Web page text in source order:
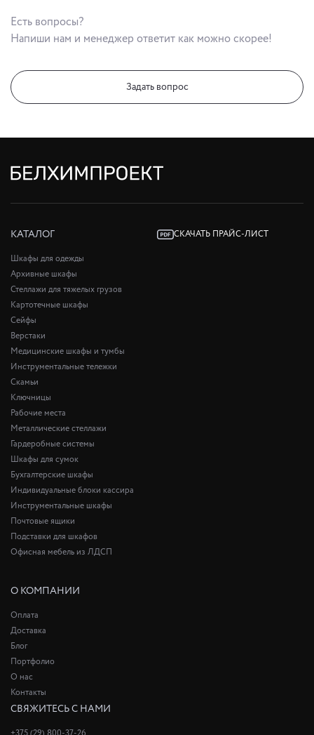
Есть вопросы?
Напиши нам и менеджер ответит как можно скорее!
Задать вопрос
КАТАЛОГ СКАЧАТЬ ПРАЙС-ЛИСТ
Шкафы для одежды
Архивные шкафы
Стеллажи для тяжелых грузов
Картотечные шкафы
Сейфы
Верстаки
Медицинские шкафы и тумбы
Инструментальные тележки
Скамьи
Ключницы
Рабочие места
Металлические стеллажи
Гардеробные системы
Шкафы для сумок
Бухгалтерские шкафы
Индивидуальные блоки кассира
Инструментальные шкафы
Почтовые ящики
Подставки для шкафов
Офисная мебель из ЛДСП
О КОМПАНИИ
Оплата
Доставка
Блог
Портфолио
О нас
Контакты
СВЯЖИТЕСЬ С НАМИ